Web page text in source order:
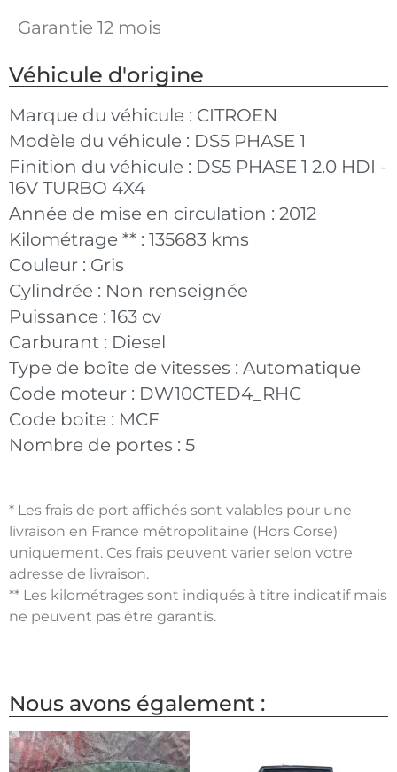
Garantie 12 mois
Véhicule d'origine
Marque du véhicule : CITROEN
Modèle du véhicule : DS5 PHASE 1
Finition du véhicule : DS5 PHASE 1 2.0 HDI -
16V TURBO 4X4
Année de mise en circulation : 2012
Kilométrage ** : 135683 kms
Couleur : Gris
Cylindrée : Non renseignée
Puissance : 163 cv
Carburant : Diesel
Type de boîte de vitesses : Automatique
Code moteur : DW10CTED4_RHC
Code boite : MCF
Nombre de portes : 5
* Les frais de port affichés sont valables pour une
livraison en France métropolitaine (Hors Corse)
uniquement. Ces frais peuvent varier selon votre
adresse de livraison.
** Les kilométrages sont indiqués à titre indicatif mais
ne peuvent pas être garantis.
Nous avons également :